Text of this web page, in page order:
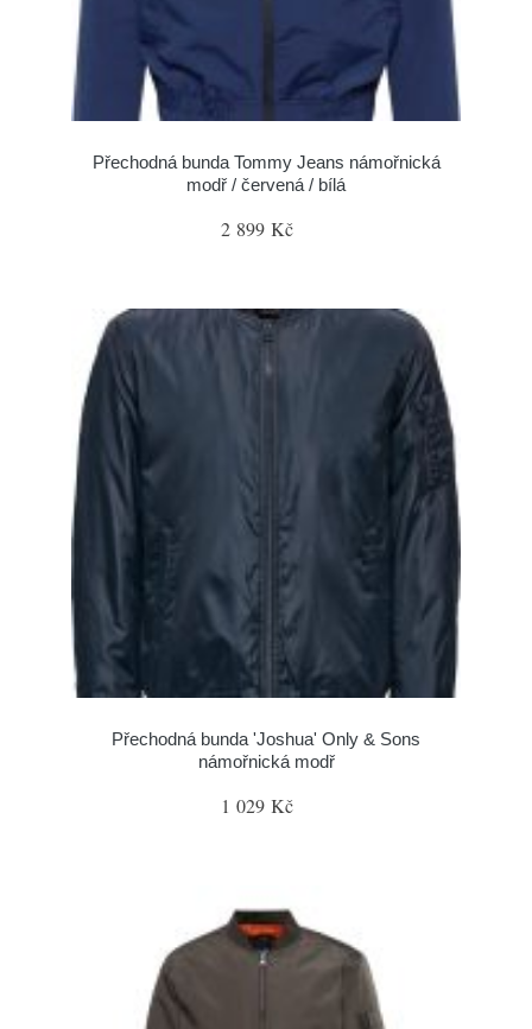
Přechodná bunda Tommy Jeans námořnická
modř / červená / bílá
2 899 Kč
Přechodná bunda 'Joshua' Only & Sons
námořnická modř
1 029 Kč